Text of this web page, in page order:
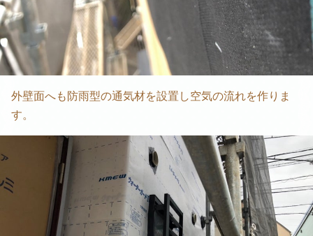
外壁面へも防雨型の通気材を設置し空気の流れを作りま
す。